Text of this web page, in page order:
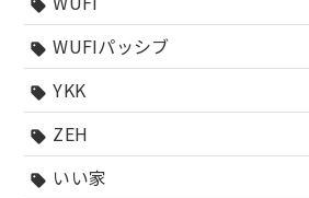
sell
sell WUFIパッシブ
sell YKK
sell ZEH
sell いい家